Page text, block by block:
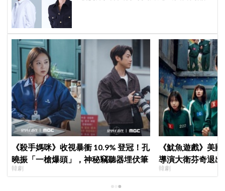
《殺手媽咪》收視暴衝 10.9% 登冠！孔
曉振「一槍爆頭」，神秘竊聽器埋伏筆
韓劇
《魷魚遊戲》美
導演大衛芬奇退
聞也破局
韓劇